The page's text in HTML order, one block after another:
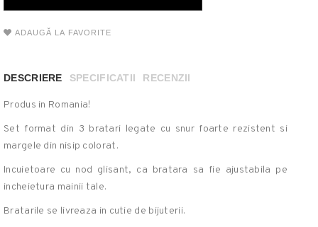
ADAUGĂ LA FAVORITE
DESCRIERE SPECIFICATII RECENZII
Produs in Romania!
Set format din 3 bratari legate cu snur foarte rezistent si
margele din nisip colorat.
Incuietoare cu nod glisant, ca bratara sa fie ajustabila pe
incheietura mainii tale.
Bratarile se livreaza in cutie de bijuterii.